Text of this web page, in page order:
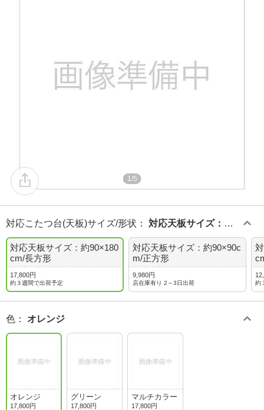
1/5
対応こたつ台(天板)サイズ/形状 ： 対応天板サイズ：約9
0×180cm/長方形
対応天板サイズ：約90×180
cm/長方形
17,800円
約３週間で出荷予定
対応天板サイズ：約90×90c
m/正方形
9,980円
店在庫有り 2～3日出荷 約
色 ： オレンジ
オレンジ
17,800円
グリーン
17,800円
マルチカラー
17,800円